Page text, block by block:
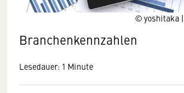
© yoshitaka
Branchenkennzahlen
Lesedauer: 1 Minute